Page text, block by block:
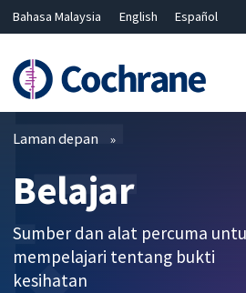
Bahasa Malaysia English
Español
Hrvatski
Deutsch ไทย
繁體中文
简体中文
Penapis
Laman depan
Belajar
Sumber dan alat percuma
mempelajari tentang bukti
kesihatan